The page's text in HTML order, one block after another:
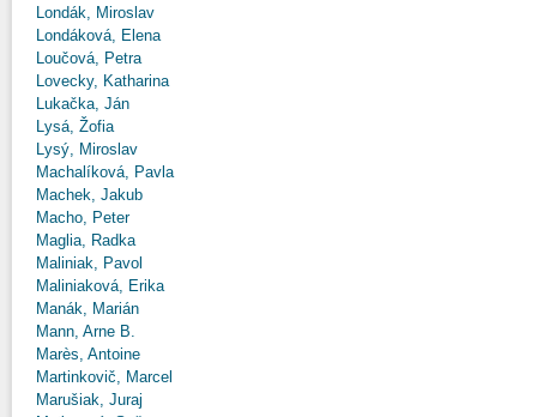
Londák, Miroslav
Londáková, Elena
Loučová, Petra
Lovecky, Katharina
Lukačka, Ján
Lysá, Žofia
Lysý, Miroslav
Machalíková, Pavla
Machek, Jakub
Macho, Peter
Maglia, Radka
Maliniak, Pavol
Maliniaková, Erika
Manák, Marián
Mann, Arne B.
Marès, Antoine
Martinkovič, Marcel
Marušiak, Juraj